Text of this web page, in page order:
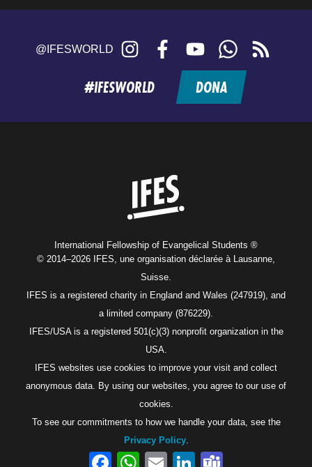
@IFESWORLD Instagram FacebookYouTubeWhatsApp
feed
#IFESWORLD DONA
International Fellowship of Evangelical Students ®
© 2014–2026 IFES, une organisation déclarée à Lausanne,
Suisse.
IFES is a registered charity in England and Wales (247919), and
a limited company (876229).
IFES/USA is a registered 501(c)(3) nonprofit organization in the
USA.
IFES websites use cookies to improve your visit and collect
anonymous data. By using our websites, you agree to our use of
cookies.
To see our commitments to how we handle your data, see the
Privacy Policy.
FacebookWhatsAppEmail LinkedIn